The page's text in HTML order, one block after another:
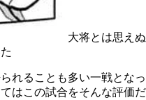
大将とは思えぬ
れることも多い一戦となっ
はこの試合をそんな評価だ